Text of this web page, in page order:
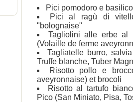
Pici pomodoro e
Pici al ragù di
"bolognaise"
Tagliolini alle erbe al
(Volaille de ferme
Tagliatelle burro,
Truffe blanche, Tuber
Risotto pollo e
aveyronnaise) et brocoli
Risotto al tartufo
Pico (San Miniato, Pisa,